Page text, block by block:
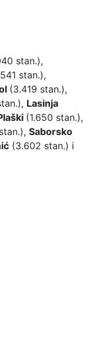
stan.),
stan.),
(3.419 stan.),
Lasinja
(1.650 stan.),
Saborsko
(3.602 stan.) i